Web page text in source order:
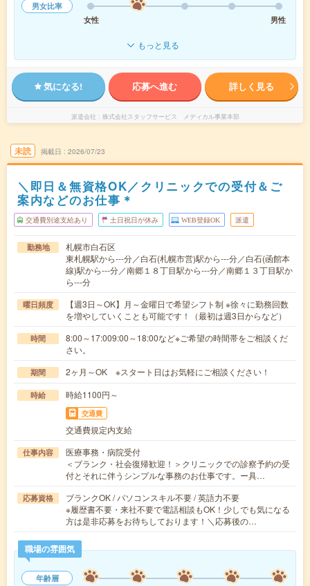
男女比率
女性
男性
もっと見る
気になる! 応募へ進む 詳しく見る
派遣会社 株式会社スタッフサービス メディカル事業本部
未読 掲載日 2026/07/23
＼即日＆無資格OK／クリニックでの受付＆ご
案内などのお仕事＊
交通費別途支給あり 土日祝日が休み WEB登録OK 派遣
勤務地
札幌市白石区
東札幌駅から---分／白石(札幌市営)駅から---分／白石(函館本
線)駅から---分／南郷１８丁目駅から---分／南郷１３丁目駅か
ら---分
曜日頻度
【週3日～OK】月～金曜日で希望シフト制 ※徐々に勤務回数
を増やしていくことも可能です！（最初は週3日からなど）
時間
8:00～17:009:00～18:00など※ご希望の時間帯をご相談くだ
さい。
期間 2ヶ月～OK ※スタート日はお気軽にご相談ください！
時給 時給1100円～
交通費
交通費規定内支給
仕事内容
医療事務・病院受付
＜ブランク・社会復帰歓迎！＞クリニックでの診察予約の受
付とそれに伴うシンプルな事務のお仕事です。ー具…
応募資格
ブランクOK / パソコンスキル不要 / 英語力不要
※履歴書不要・来社不要で電話相談もOK！少しでも気になる
方は是非応募をお待ちしております！＼応募後の…
職場の雰囲気
年齢層